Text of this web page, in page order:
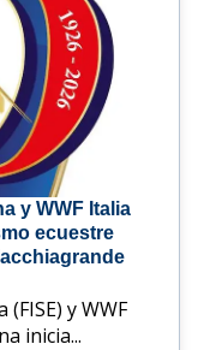
y WWF Italia
ecuestre
y WWF
inicia...